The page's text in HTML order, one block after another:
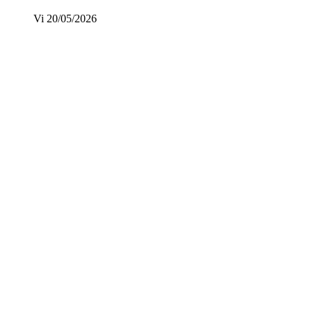
Vi 20/05/2026